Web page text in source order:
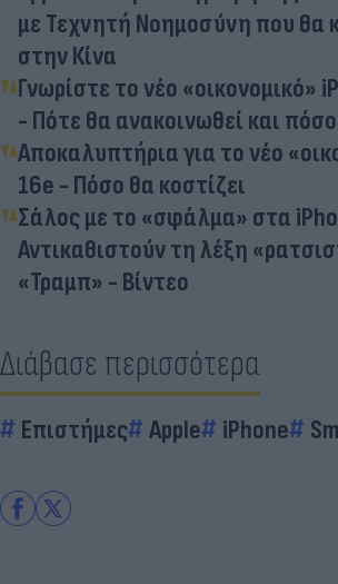
με Τεχνητή Νοημοσύνη που θα
στην Κίνα
Γνωρίστε το νέο «οικονομικό»
- Πότε θα ανακοινωθεί και
Αποκαλυπτήρια για το νέο
16e - Πόσο θα κοστίζει
Σάλος με το «σφάλμα» στα
Αντικαθιστούν τη λέξη
«Τραμπ» - Βίντεο
Διάβασε περισσότερα
Επιστήμες Apple iPhone